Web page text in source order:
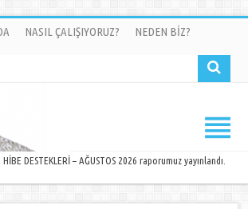
NASIL ÇALIŞIYORUZ? NEDEN BİZ?
HİBE DESTEKLERİ – AĞUSTOS 2026 raporumuz yayınlandı.